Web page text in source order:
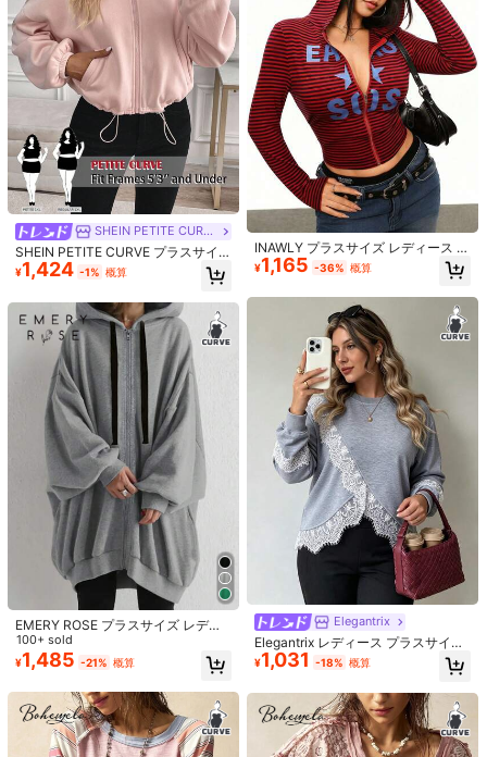
4
カスタマイズ可能な女性用Tシャツ、
パーソナライズされたカスタム写真
テキスト、彼女へのギフト、カップ
ルデートTシャツ、カジュアル女性用
トップス、ブラック半袖夏用、家族
用、レトロ美学スポーツ、母の日ギ
フト、誕生日ギフト、アスレジャー
700+ sold (100+)
706 -22% 概算
#ラフコーデ
ラウンドネック ルーズ 和風 レター
プリント 可愛い猫 半袖Tシャツ、春
売り切れ間近！
8
Resyla プラスサイズ フレンチスタイ
ル キャミソールワンピース カバーア
ップ フリルトリム 長袖Tシャツカバ
ーアップ、レディース夏用日よけト
#1 ベストセラー
1.6k+ sold (500+)
914 -21% 概算
1セット 高さ調節可能 弾性ソフトポ
ール卓球トレーナー、ポータブル一
人練習用器具、耐久性のある練習ボ
ール4個付き、卓球ギア、卓球セルフ
トレーナー、ラケットスポーツ、ス
ポーツ用品、アウトドアスポーツ、
売り切れ間近！
60+ sold
1,023 -1% 概算
SHEIN PETITE CURVE
SHEIN PETITE CURVE プラスサイ
ズ レディース ジッパー ドロースト
リング 長袖 カジュアル フード付き
スタイル レディースウェア、秋/冬
長袖トップス
¥1,424 -1% 概算
EMERY ROSE プラスサイズ レディ
ース カジュアル ドロップショルダー
長袖 ジップアップ ルーズスウェット
シャツ
100+ sold
¥1,485 -21% 概算
INAWLY プラスサイズ レディース ス
トライプ レタープリント ジップアッ
プ カジュアル 多用途 デイリー 長袖
¥1,165 -36% 概算
Elegantrix
Elegantrix レディース プラスサイズ
フレンチエレガント レース切り替え
アシンメトリーヘム ゆったり スラウ
¥1,031 -18% 概算